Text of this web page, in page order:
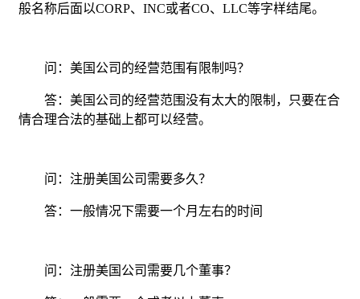
般名称后面以CORP、INC或者CO、LLC等字样结尾。
问：美国公司的经营范围有限制吗？
答：美国公司的经营范围没有太大的限制，只要在合
情合理合法的基础上都可以经营。
问：注册美国公司需要多久？
答：一般情况下需要一个月左右的时间
问：注册美国公司需要几个董事？